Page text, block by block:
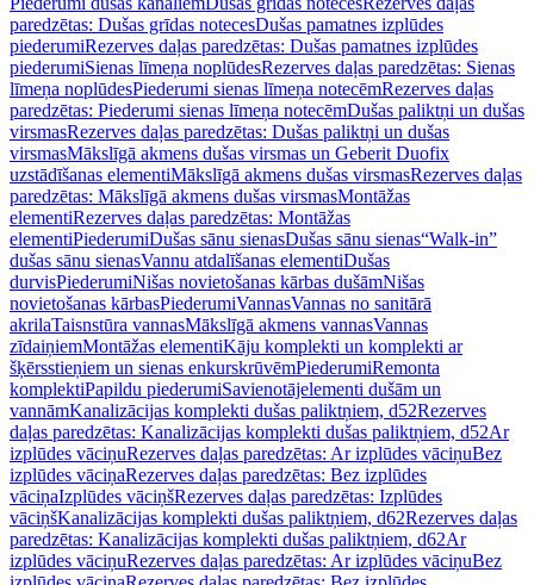
paredzētas: Dušas grīdas notecesDušas pamatnes izplūdes
piederumiRezerves daļas paredzētas: Dušas pamatnes izplūdes
piederumiSienas līmeņa noplūdesRezerves daļas paredzētas: Sienas
līmeņa noplūdesPiederumi sienas līmeņa notecēmRezerves daļas
paredzētas: Piederumi sienas līmeņa notecēmDušas paliktņi un dušas
virsmasRezerves daļas paredzētas: Dušas paliktņi un dušas
virsmasMākslīgā akmens dušas virsmas un Geberit Duofix
uzstādīšanas elementiMākslīgā akmens dušas virsmasRezerves daļas
paredzētas: Mākslīgā akmens dušas virsmasMontāžas
elementiRezerves daļas paredzētas: Montāžas
elementiPiederumiDušas sānu sienasDušas sānu sienas“Walk-in”
dušas sānu sienasVannu atdalīšanas elementiDušas
durvisPiederumiNišas novietošanas kārbas dušāmNišas
novietošanas kārbasPiederumiVannasVannas no sanitārā
akrilaTaisnstūra vannasMākslīgā akmens vannasVannas
zīdaiņiemMontāžas elementiKāju komplekti un komplekti ar
šķērsstieņiem un sienas enkurskrūvēmPiederumiRemonta
komplektiPapildu piederumiSavienotājelementi dušām un
vannāmKanalizācijas komplekti dušas paliktņiem, d52Rezerves
daļas paredzētas: Kanalizācijas komplekti dušas paliktņiem, d52Ar
izplūdes vāciņuRezerves daļas paredzētas: Ar izplūdes vāciņuBez
izplūdes vāciņaRezerves daļas paredzētas: Bez izplūdes
vāciņaIzplūdes vāciņšRezerves daļas paredzētas: Izplūdes
vāciņšKanalizācijas komplekti dušas paliktņiem, d62Rezerves daļas
paredzētas: Kanalizācijas komplekti dušas paliktņiem, d62Ar
izplūdes vāciņuRezerves daļas paredzētas: Ar izplūdes vāciņuBez